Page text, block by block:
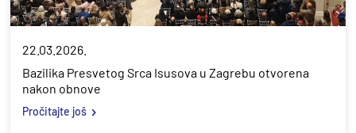
22.03.2026.
Bazilika Presvetog Srca Isusova u Zagrebu otvorena
nakon obnove
Pročitajte još